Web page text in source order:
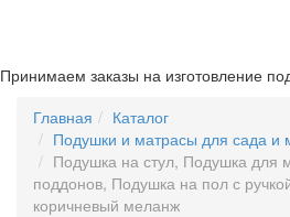
Принимаем заказы на изготовление
Главная
Каталог
Подушки и матрасы для сада и
Подушка на стул, Подушка для
поддонов, Подушка на пол с
коричневый меланж